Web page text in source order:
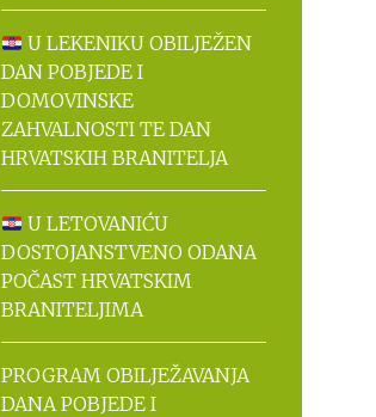
U LEKENIKU OBILJEŽEN
DAN POBJEDE I
DOMOVINSKE
ZAHVALNOSTI TE DAN
HRVATSKIH BRANITELJA
U LETOVANIĆU
DOSTOJANSTVENO ODANA
POČAST HRVATSKIM
BRANITELJIMA
PROGRAM OBILJEŽAVANJA
DANA POBJEDE I